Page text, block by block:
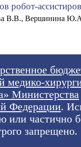
робот-
В.В., Вершинина
медико-
Министерства
Федерации.
или частично
запрещено.